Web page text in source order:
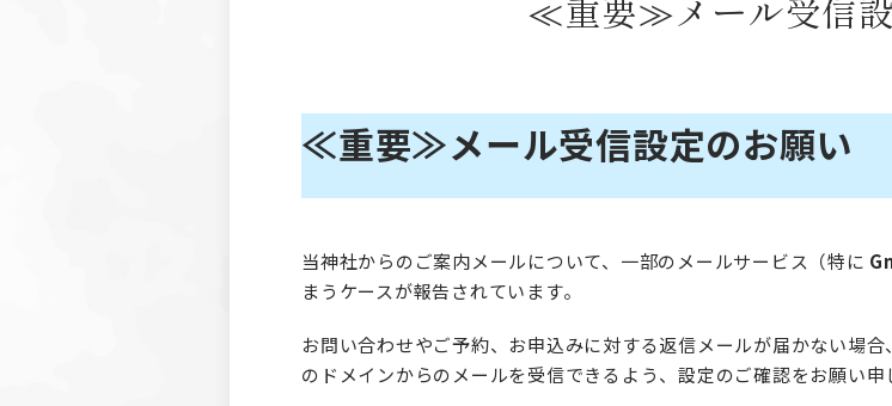
≪重要≫メール受信
≪重要≫メール受信設定のお願い
当神社からのご案内メールについて、一部のメールサービス（特に
まうケースが報告されています。
お問い合わせやご予約、お申込みに対する返信メールが届かない場
のドメインからのメールを受信できるよう、設定のご確認をお願い申